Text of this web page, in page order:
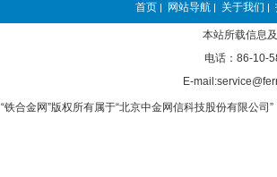
首页 | 网站导航 | 关于我们 |
本站所载信息
电话：86-10-
E-
“铁合金网”版权所有属于“北京中金网信科技股份有限公司